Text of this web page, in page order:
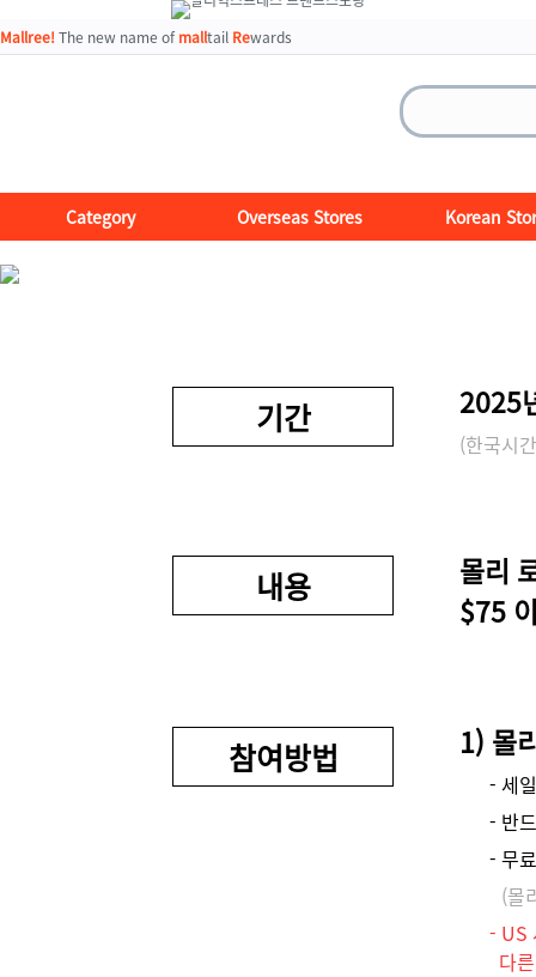
Mallree! The new name of malltail Rewards
Category Overseas Stores Korean
기간 2025
(한국시
내용
몰리
$75
참여방법 1) 몰
- 세
- 반
- 무
(몰
- US
다